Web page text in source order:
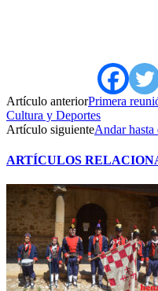
Artículo anteriorPrimera
Cultura y Deportes
Artículo siguienteAndar hasta
ARTÍCULOS